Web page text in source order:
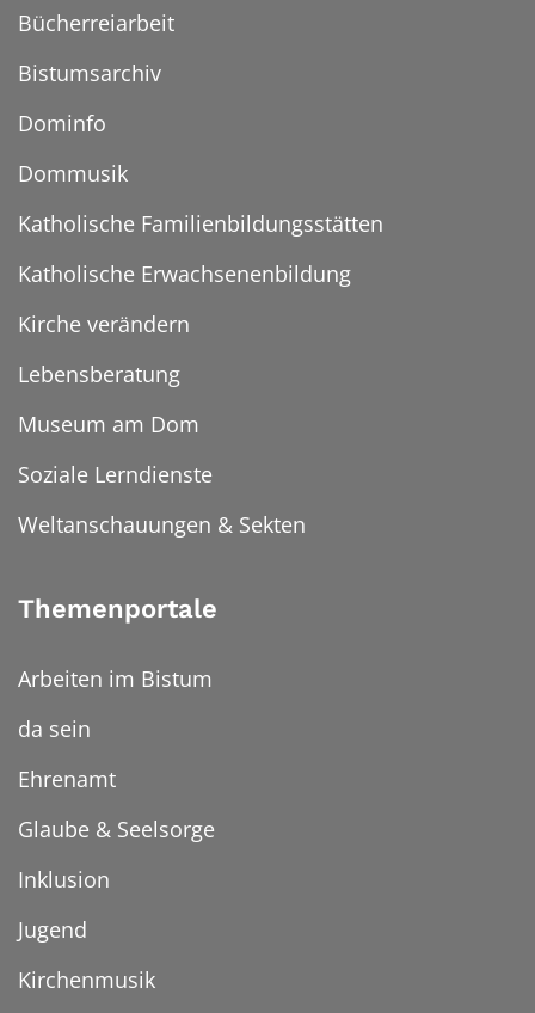
Bücherreiarbeit
Bistumsarchiv
Dominfo
Dommusik
Katholische Familienbildungsstätten
Katholische Erwachsenenbildung
Kirche verändern
Lebensberatung
Museum am Dom
Soziale Lerndienste
Weltanschauungen & Sekten
Themenportale
Arbeiten im Bistum
da sein
Ehrenamt
Glaube & Seelsorge
Inklusion
Jugend
Kirchenmusik